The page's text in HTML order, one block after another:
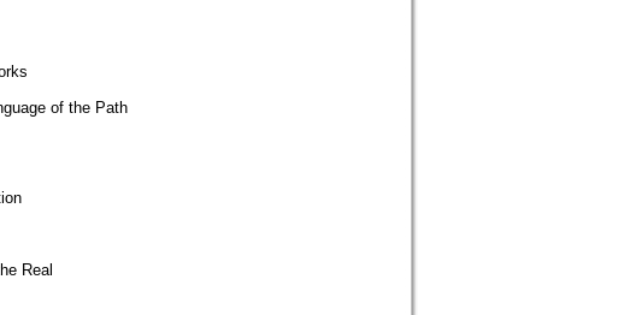
of the Path
Real